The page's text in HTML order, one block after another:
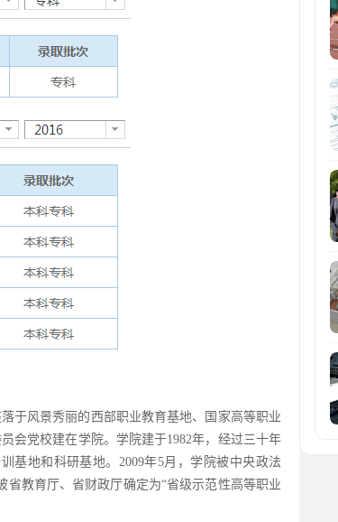
于风景秀丽的西部职业教育基地、国家高等职业
党校建在学院。学院建于1982年，经过三十年
基地和科研基地。2009年5月，学院被中央政法
教育厅、省财政厅确定为“省级示范性高等职业